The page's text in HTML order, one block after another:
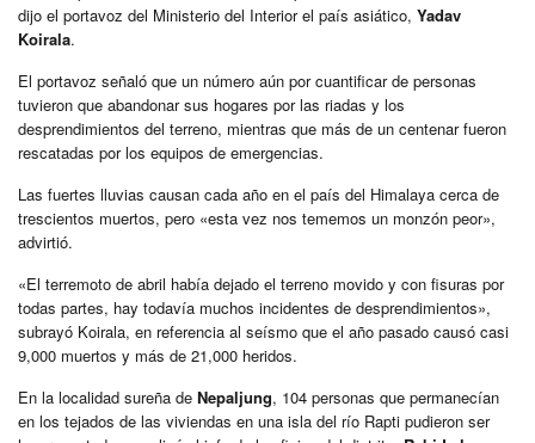
dijo el portavoz del Ministerio del Interior el país asiático, Yadav
Koirala.
El portavoz señaló que un número aún por cuantificar de personas
tuvieron que abandonar sus hogares por las riadas y los
desprendimientos del terreno, mientras que más de un centenar fueron
rescatadas por los equipos de emergencias.
Las fuertes lluvias causan cada año en el país del Himalaya cerca de
trescientos muertos, pero «esta vez nos tememos un monzón peor»,
advirtió.
«El terremoto de abril había dejado el terreno movido y con fisuras por
todas partes, hay todavía muchos incidentes de desprendimientos»,
subrayó Koirala, en referencia al seísmo que el año pasado causó casi
9,000 muertos y más de 21,000 heridos.
En la localidad sureña de Nepaljung, 104 personas que permanecían
en los tejados de las viviendas en una isla del río Rapti pudieron ser